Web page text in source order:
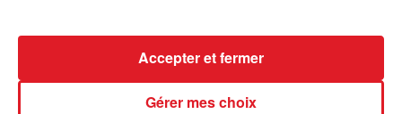
Gérer mes choix
Accepter et fermer